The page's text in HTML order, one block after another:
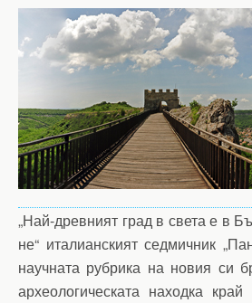
„Най-древният град в света е в
не“ италианският седмичник
научната рубрика на новия си
археологическата находка